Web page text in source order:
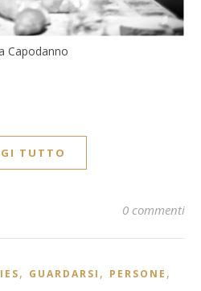
Capodanno
TUTTO
0 commenti
, GUARDARSI , PERSONE ,